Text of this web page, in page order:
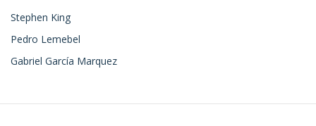
Stephen King
Pedro Lemebel
Gabriel García Marquez